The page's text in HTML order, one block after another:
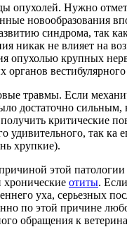
опухолей. Нужно
новообразования
синдрома, так
никак не влияет на
опухолью крупных
вестибулярного
травмы. Если
достаточно сильным,
критические
удивительного, так ка
хрупкие).
этой патологии
отиты.
уха, серьезных
по этой причине
обращения к